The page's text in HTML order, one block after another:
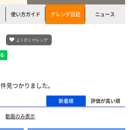
使い方ガイド ゲレンデ日記 ニュース
よく行くゲレンデ
件見つかりました。
新着順 評価が高い順
動画のみ表示